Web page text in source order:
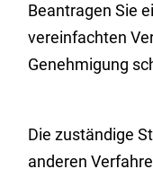
Beantragen Sie
vereinfachten
Genehmigung
Die zuständige
anderen